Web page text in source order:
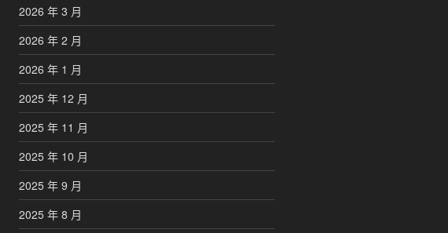
2026 年 3 月
2026 年 2 月
2026 年 1 月
2025 年 12 月
2025 年 11 月
2025 年 10 月
2025 年 9 月
2025 年 8 月